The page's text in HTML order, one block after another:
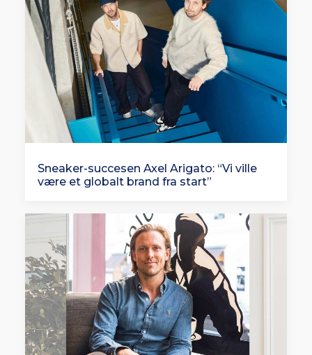
Sneaker-succesen Axel Arigato: “Vi ville
være et globalt brand fra start”